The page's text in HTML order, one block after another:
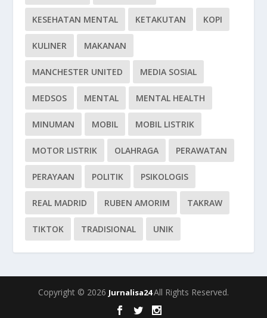
KESEHATAN MENTAL KETAKUTAN KOPI
KULINER MAKANAN
MANCHESTER UNITED MEDIA SOSIAL
MEDSOS MENTAL MENTAL HEALTH
MINUMAN MOBIL MOBIL LISTRIK
MOTOR LISTRIK OLAHRAGA PERAWATAN
PERAYAAN POLITIK PSIKOLOGIS
REAL MADRID RUBEN AMORIM TAKRAW
TIKTOK TRADISIONAL UNIK
Copyright © 2026 Jurnalisa24All Rights Reserved.